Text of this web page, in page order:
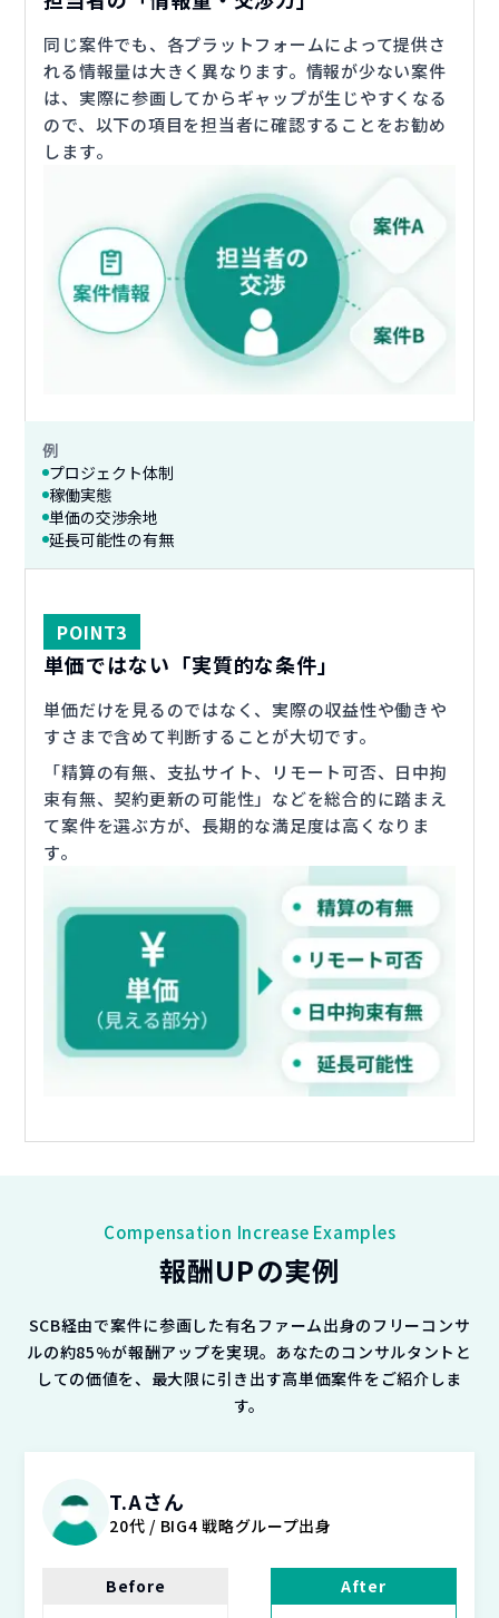
同じ案件でも、各プラットフォームによって提供さ
れる情報量は大きく異なります。情報が少ない案件
は、実際に参画してからギャップが生じやすくなる
ので、以下の項目を担当者に確認することをお勧め
します。
例
プロジェクト体制
稼働実態
単価の交渉余地
延長可能性の有無
POINT3
単価ではない「実質的な条件」
単価だけを見るのではなく、実際の収益性や働きや
すさまで含めて判断することが大切です。
「精算の有無、支払サイト、リモート可否、日中拘
束有無、契約更新の可能性」などを総合的に踏まえ
て案件を選ぶ方が、長期的な満足度は高くなりま
す。
Compensation Increase Examples
報酬UPの実例
SCB経由で案件に参画した有名ファーム出身のフリーコンサ
ルの約85%が報酬アップを実現。 あなたのコンサルタントと
しての価値を、最大限に引き出す高単価案件をご紹介しま
す。
T.Aさん
20代 / BIG4 戦略グループ出身
Before After